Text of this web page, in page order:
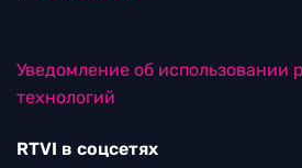
Уведомление об использовании
технологий
RTVI в соцсетях